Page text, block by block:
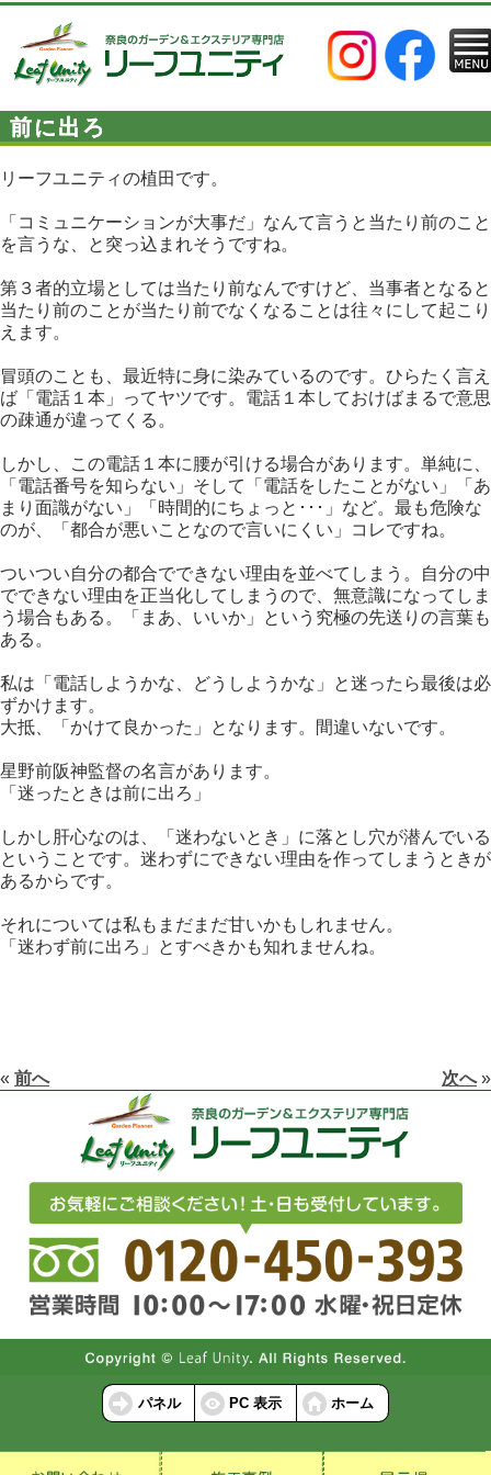
前に出ろ
リーフユニティの植田です。
「コミュニケーションが大事だ」なんて言うと当たり前のこと
を言うな、と突っ込まれそうですね。
第３者的立場としては当たり前なんですけど、当事者となると
当たり前のことが当たり前でなくなることは往々にして起こり
えます。
冒頭のことも、最近特に身に染みているのです。ひらたく言え
ば「電話１本」ってヤツです。電話１本しておけばまるで意思
の疎通が違ってくる。
しかし、この電話１本に腰が引ける場合があります。単純に、
「電話番号を知らない」そして「電話をしたことがない」「あ
まり面識がない」「時間的にちょっと･･･」など。最も危険な
のが、「都合が悪いことなので言いにくい」コレですね。
ついつい自分の都合でできない理由を並べてしまう。自分の中
でできない理由を正当化してしまうので、無意識になってしま
う場合もある。「まあ、いいか」という究極の先送りの言葉も
ある。
私は「電話しようかな、どうしようかな」と迷ったら最後は必
ずかけます。
大抵、「かけて良かった」となります。間違いないです。
星野前阪神監督の名言があります。
「迷ったときは前に出ろ」
しかし肝心なのは、「迷わないとき」に落とし穴が潜んでいる
ということです。迷わずにできない理由を作ってしまうときが
あるからです。
それについては私もまだまだ甘いかもしれません。
「迷わず前に出ろ」とすべきかも知れませんね。
« 前へ 次へ»
パネル PC 表示 ホーム